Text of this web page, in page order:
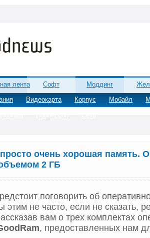
лента Софт Моддинг
Видеокарта Корпус Мобайл
очень хорошая память.
2 ГБ
поговорить об
не часто, если не сказать,
вам о трех комплектах
, предоставленных нам